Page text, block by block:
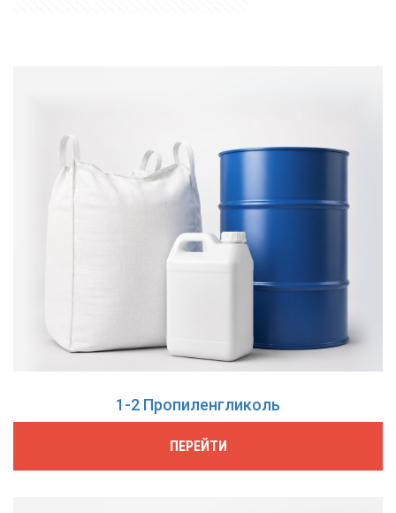
1-2 Пропиленгликоль
ПЕРЕЙТИ